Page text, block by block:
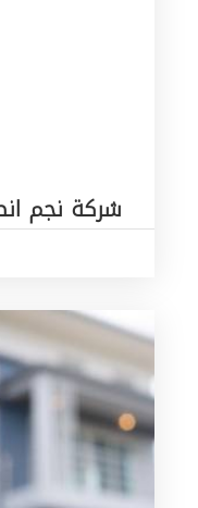
شركة نجم